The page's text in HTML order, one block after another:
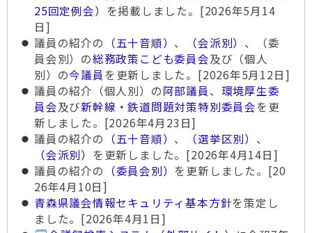
25回定例会）
を掲載しました。[2026年5月14
日]
議員の紹介の
（五十音順） 、 （会派別） 、（委
員会別）の総務政策こども委員会及び（個人
別）の今議員 を更新しました。[2026年5月12日]
議員の紹介（個人別）の阿部議員 、 環境厚生委
員会及び新幹線・鉄道問題対策特別委員会を更
新しました。[2026年4月23日]
議員の紹介の
（五十音順） 、 （選挙区別） 、
（会派別） を更新しました。[2026年4月14日]
議員の紹介の
（委員会別） を更新しました。[20
26年4月10日]
青森県議会情報セキュリティ基本方針を策定し
ました。[2026年4月1日]